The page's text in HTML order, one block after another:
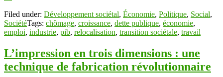
Filed under: Développement sociétal, Économie, Politique, Social,
SociétéTags: chômage, croissance, dette publique, économie,
emploi, industrie, pib, relocalisation, transition sociétale, travail
L’impression en trois dimensions : une
technique de fabrication révolutionnaire